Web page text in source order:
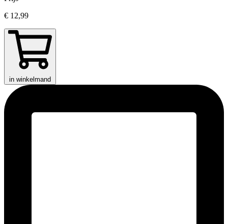
€ 12,99
in winkelmand